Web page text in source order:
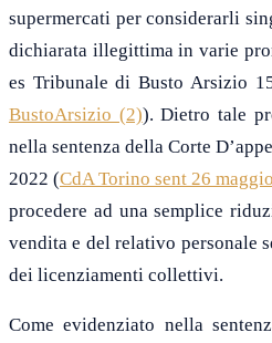
supermercati per considerarli
dichiarata illegittima in varie
es Tribunale di Busto Arsizio
BustoArsizio (2)). Dietro tale
nella sentenza della Corte
2022 (CdA Torino sent 26
procedere ad una semplice
vendita e del relativo personale
dei licenziamenti collettivi.
Come evidenziato nella